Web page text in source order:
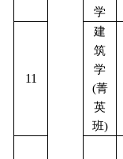
学
11
建
筑
学
(菁
英
班)